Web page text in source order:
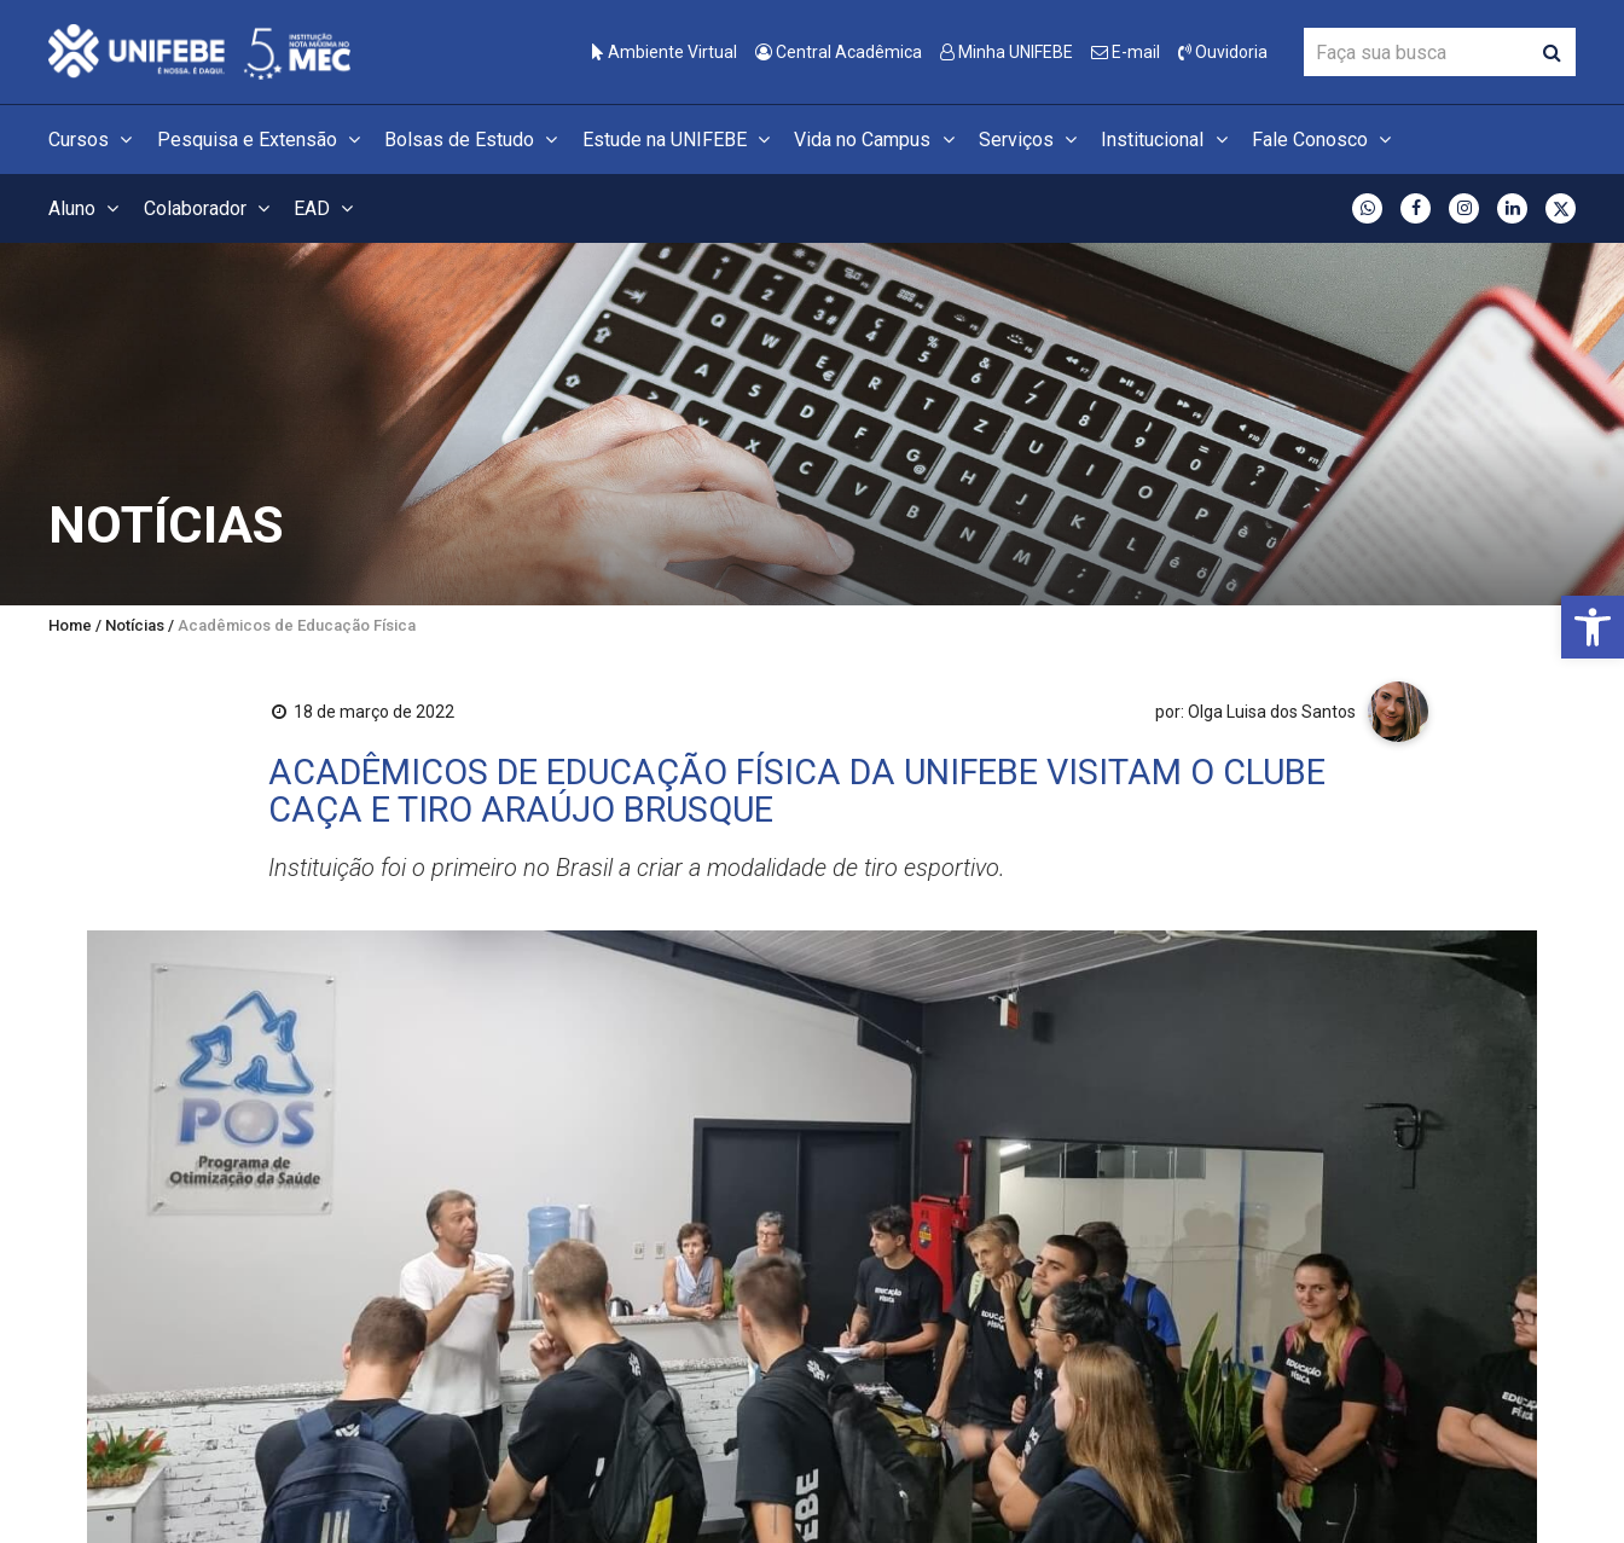
Ambiente Virtual Central Acadêmica Minha UNIFEBE E-mail Ouvidoria
Cursos Pesquisa e Extensão Bolsas de Estudo Estude na UNIFEBE Vida no Campus Serviços Institucional Fale Conosco
Aluno Colaborador EAD
NOTÍCIAS
Home / Notícias / Acadêmicos de Educação Física da UNIFEBE visitam o Clube Caça e Tiro Araújo Brusque
18 de março de 2022 por: Olga Luisa dos Santos
ACADÊMICOS DE EDUCAÇÃO FÍSICA DA UNIFEBE VISITAM O CLUBE
CAÇA E TIRO ARAÚJO BRUSQUE
Instituição foi o primeiro no Brasil a criar a modalidade de tiro esportivo.